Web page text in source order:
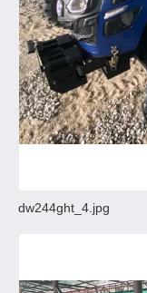
dw244ght_4.jpg